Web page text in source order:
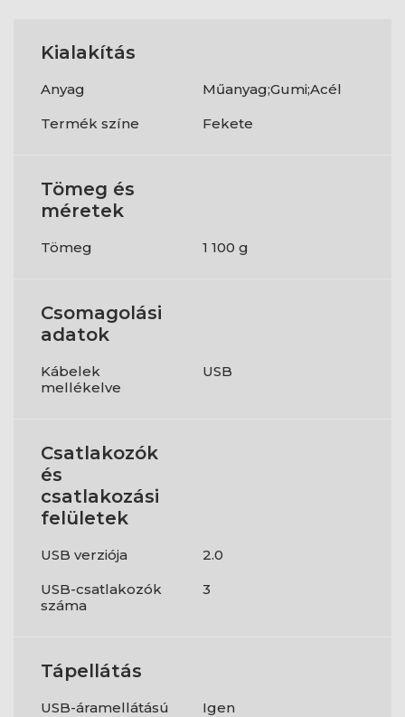
Kialakítás
Anyag
Műanyag;Gumi;Acél
Termék színe
Fekete
Tömeg és
méretek
Tömeg 1 100 g
Csomagolási
adatok
Kábelek
mellékelve
USB
Csatlakozók
és
csatlakozási
felületek
USB verziója
2.0
USB-csatlakozók
száma
3
Tápellátás
USB-áramellátású Igen